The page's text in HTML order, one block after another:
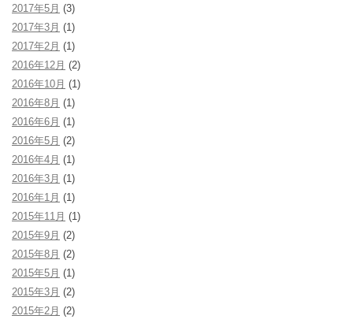
2017年5月 (3)
2017年3月 (1)
2017年2月 (1)
2016年12月 (2)
2016年10月 (1)
2016年8月 (1)
2016年6月 (1)
2016年5月 (2)
2016年4月 (1)
2016年3月 (1)
2016年1月 (1)
2015年11月 (1)
2015年9月 (2)
2015年8月 (2)
2015年5月 (1)
2015年3月 (2)
2015年2月 (2)